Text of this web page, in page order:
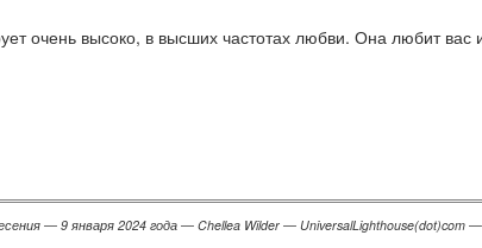
очень высоко, в высших частотах любви. Она любит вас
― 9 января 2024 года ― Chellea Wilder ― UniversalLighthouse(dot)com